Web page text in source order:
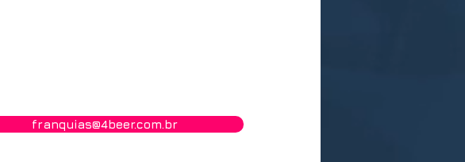
franquias@4beer.com.br